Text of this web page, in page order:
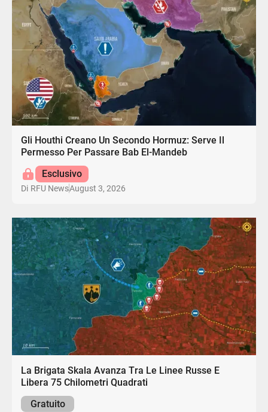
Gli Houthi Creano Un Secondo Hormuz: Serve Il
Permesso Per Passare Bab El-Mandeb
Esclusivo
Di RFU NewsAugust 3, 2026
La Brigata Skala Avanza Tra Le Linee Russe E
Libera 75 Chilometri Quadrati
Gratuito